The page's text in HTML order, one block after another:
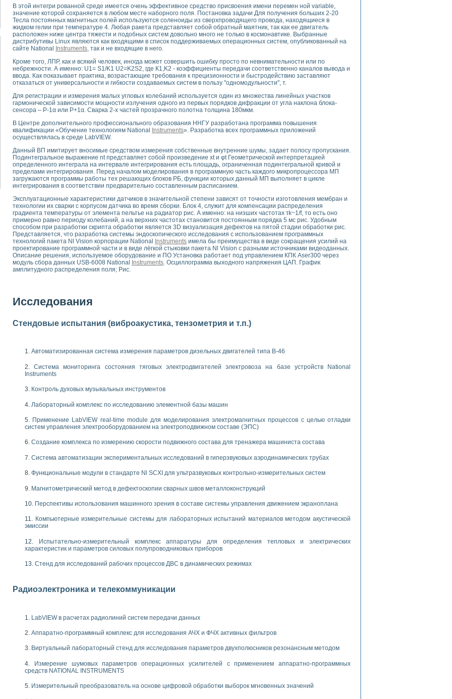
измерителя ВАХ фотоэлементов на базе виртуальных средств измерений
генератора сигналов - имитатора джиттера и измерителя параметров джиттера
исследование линейных антенн и антенных решеток в учебной лаборатории средствами LabVIEW
модуля с высоким разрешением для создания SPICE- модели импульсного сигнала
радиолокационного сигнала и его FFT анализ в программной среде Lab VIEW 7.1
уравнений состояния для исследования переходных процессов в среде LabVIEW
для устройства сбора данных NI USB-6009
стенда для измерения относительного остаточного электросопротивления (RRR) сверхпроводников
построения картины возбуждения комбинационных колебаний в пространстве Ван Дер Поля
показателей качества электрической энергии
управления источником питания PSP 2010 фирмы GW INSTEK
амперных характеристик солнечных модулей на базе USB-6008
нано-, фемто-, биотехнологии и мехатроника
по измерению временных характеристик реверсивных сред
комплекс на базе LabVIEW для исследования наноструктур
и оптимизации тепловой обработки биопродуктов с применением современных информационных технологий и программных средств
функциональных возможностей алгоритма полигармонической экстраполяции
экономичного виртуального полярографа на основе платы USB 6008 в среде LabVIEW
макрочастиц в упорядоченных плазменно-пылевых структурах
диагностики крови
дисперсных продуктов при обработке возмущениями давления
сверхпроводящим соленоидом с биквадрантным источником тока
экспериментальной физики на примере выдающихся экспериментов: самоорганизованная критичность
выпадения осадка в реальном времени
цвета модели CIE L*a*b с использованием LabVIEW
характеристик солнечных элементов и модулей
анализа в медицинской эндоскопии
программно - аппаратного комплекса NI - Motion
стенда для исследования плазменных процессов синтеза нанопорошков
свойств сегнетоэлектриков методом тепловых шумов
импедансный томограф на базе платы сбора данных PCI 6052E
металлообрабатывающих станков
процессов получения дисперсных продуктов на основе виртуальных приборов
зрения для контроля образцов
переходных процессов при коротких замыканиях в узлах электрических нагрузок
путем моделирования технологических процессов пищевых производств с использованием языка программирования LabVIEW
и защиты ускорителя ЛУЭ-200
среды специальной барокамеры
с использованием среды графического программирования LabVIEW для моделирования типовых химико-технологических процессов
термотрансферной маркировки изделий
для исследова¬ния электрофизических свойств аморфного гидрогенизированного карбида кремния (A-SIC:H)
переходных характеристик асинхронных двигателей при пуске
швов на базе технологий фирмы NATIONAL INSTRUMENTS
неиндустриальных камер в производственных условиях
стенда по измерению профиля зеркальной антенны и построению диаграммы направленности
в процесе изучения специальных дисциплин в технических колледжах
WORKBENCH-MULTISIM для электротехнической подготовки инженеров-неэлектриков
на основе LabVIEW
для создания лабораторного практикума по измерениям магнитных величин
«Изучение магнитных свойств ферромагнетиков. Петля гистерезиса» с использованием графической среды программирования LabVIEW
В этой интегри рованной среде имеется очень эффективное средство присвоения имени перемен ной variable,
значение которой сохраняется в любом месте наборного поля. Постановка задачи Для получения больших 2-20
Тесла постоянных магнитных полей используются соленоиды из сверхпроводящего провода, находящиеся в
жидком гелии при температуре 4. Любая ракета представляет собой обратный маятник, так как ее двигатель
расположен ниже центра тяжести и подобных систем довольно много не только в космонавтике. Выбранные
дистрибутивы Linux являются как входящими в список поддерживаемых операционных систем, опубликованный на
сайте National Instruments , так и не входящие в него.
Кроме того, ЛПР, как и всякий человек, иногда может совершить ошибку просто по невнимательности или по
небрежности. А именно: U1= S1/K1 U2=K2S2, где К1,K2 - коэффициенты передачи соответственно каналов вывода и
ввода. Как показывает практика, возрастающие требования к прецизионности и быстродействию заставляют
отказаться от универсальности и гибкости создаваемых систем в пользу "одномодульности", т.
Для регистрации и измерения малых угловых колебаний используется один из множества линейных участков
гармонической зависимости мощности излучения одного из первых порядков дифракции от угла наклона блока-
сенсора – Р-1α или Р+1α. Сварка 2-х частей прозрачного полотна толщина 180мкм.
В Центре дополнительного профессионального образования ННГУ разработана программа повышения
квалификации «Обучение технологиям National Instruments». Разработка всех программных приложений
осуществлялась в среде LabVIEW.
Данный ВП имитирует вносимые средством измерения собственные внутренние шумы, задает полосу пропускания.
Подинтегральное выражение nt представляет собой произведение xt и φt Геометрической интерпретацией
определенного интеграла на интервале интегрирования есть площадь, ограниченная подинтегральной кривой и
пределами интегрирования. Перед началом моделирования в программную часть каждого микропроцессора МП
загружаются программы работы тех решающих блоков РБ, функции которых данный МП выполняет в цикле
интегрирования в соответствии предварительно составленным расписанием.
Эксплуатационные характеристики датчиков в значительной степени зависят от точности изготовления мембран и
технологии их сварки с корпусом датчика во время сборки. Блок 4, служит для компенсации распределения
градиента температуры от элемента пельтье на радиатор рис. А именно: на низших частотах τk~1/f, то есть оно
примерно равно периоду колебаний, а на верхних частотах становится постоянным порядка 5 мс рис. Удобным
способом при разработки скрипта обработки является 3D визуализация дефектов на пятой стадии обработки рис.
Представляется, что разработка системы эндоскопического исследования с использованием программных
технологий пакета Nl Vision корпорации National Instruments имела бы преимущества в виде сокращения усилий на
проектирование программной части и в виде лёгкой стыковки пакета Nl Vision с разными источниками видеоданных.
Описание решения, используемое оборудование и ПО Установка работает под управлением КПК Aser300 через
модуль сбора данных USB-6008 National Instruments . Осциллограмма выходного напряжения ЦАП. График
амплитудного распределения поля; Рис.
Исследования
Стендовые испытания (виброакустика, тензометрия и т.п.)
Автоматизированная система измерения параметров дизельных двигателей типа В-46
Система мониторинга состояния тяговых электродвигателей электровоза на базе устройств National
Instruments
Контроль духовых музыкальных инструментов
Лабораторный комплекс по исследованию элементной базы машин
Применение LabVIEW real-time module для моделирования электромагнитных процессов с целью отладки
систем управления электрооборудованием на электроподвижном составе (ЭПС)
Создание комплекса по измерению скорости подвижного состава для тренажера машиниста состава
Система автоматизации экспериментальных исследований в гиперзвуковых аэродинамических трубах
Функциональные модули в стандарте Nl SCXI для ультразвуковых контрольно-измерительных систем
Магнитометрический метод в дефектоскопии сварных швов металлоконструкций
Перспективы использования машинного зрения в составе системы управления движением экраноплана
Компьютерные измерительные системы для лабораторных испытаний материалов методом акустической
эмиссии
Испытательно-измерительный комплекс аппаратуры для определения тепловых и электрических
характеристик и параметров силовых полупроводниковых приборов
Стенд для исследований рабочих процессов ДВС в динамических режимах
Радиоэлектроника и телекоммуникации
LabVIEW в расчетах радиолиний систем передачи данных
Аппаратно-программный комплекс для исследования АЧХ и ФЧХ активных фильтров
Виртуальный лабораторный стенд для исследования параметров двухполюсников резонансным методом
Измерение шумовых параметров операционных усилителей с применением аппаратно-программных
средств NATIONAL INSTRUMENTS
Измерительный преобразователь на основе цифровой обработки выборок мгновенных значений